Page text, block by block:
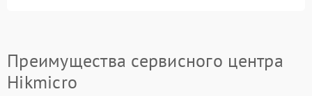
Преимущества сервисного центра
Hikmicro